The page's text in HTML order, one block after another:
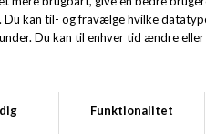
nu.
Fri fragt ved køb over 499,- i